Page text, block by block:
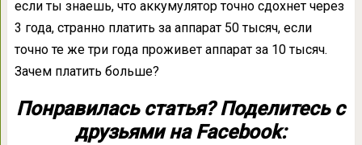
если ты знаешь, что аккумулятор точно сдохнет через
3 года, странно платить за аппарат 50 тысяч, если
точно те же три года проживет аппарат за 10 тысяч.
Зачем платить больше?
Понравилась статья? Поделитесь с
друзьями на Facebook: